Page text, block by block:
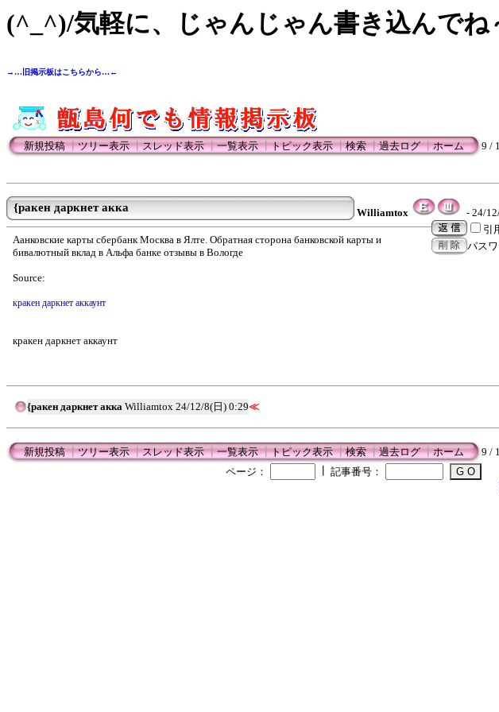
(^_^)/気軽に、じゃんじゃん書き込んでね
→…旧掲示板はこちらから…←
新規投稿┃ツリー表示┃スレッド表示┃一覧表示┃トピック表示┃検索┃過去ログ┃ホーム 9 /
{ракен даркнет акка Williamtox
- 24/
引
パス
Aанковские карты сбербанк Москва в Ялте. Обратная сторона банковской карты и
бивалютный вклад в Альфа банке отзывы в Вологде
Source:
кракен даркнет аккаунт
кракен даркнет аккаунт
{ракен даркнет акка Williamtox 24/12/8(日) 0:29≪
新規投稿┃ツリー表示┃スレッド表示┃一覧表示┃トピック表示┃検索┃過去ログ┃ホーム 9 /
ページ：
記事番号：